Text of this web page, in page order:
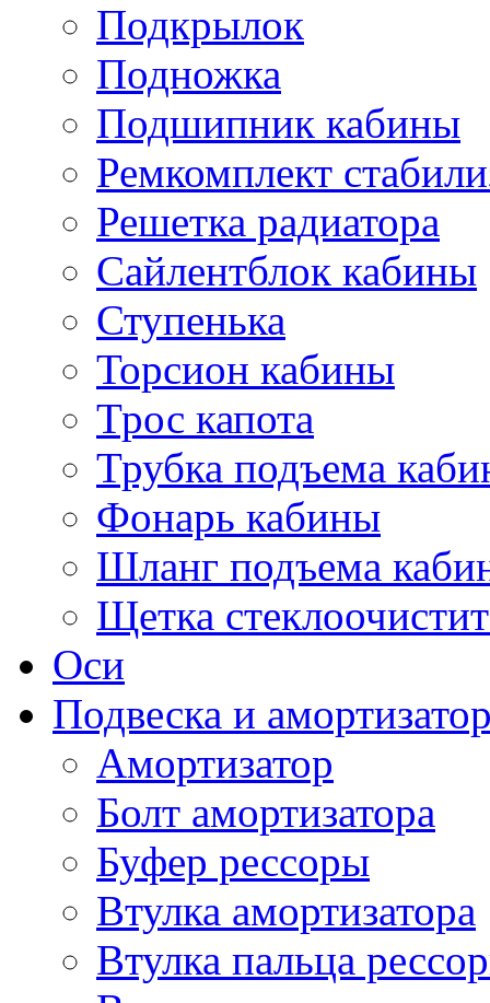
Подкрылок
Подножка
Подшипник кабины
Ремкомплект
Решетка радиатора
Сайлентблок кабины
Ступенька
Торсион кабины
Трос капота
Трубка подъема
Фонарь кабины
Шланг подъема
Щетка
Оси
Подвеска и
Амортизатор
Болт амортизатора
Буфер рессоры
Втулка амортизатора
Втулка пальца